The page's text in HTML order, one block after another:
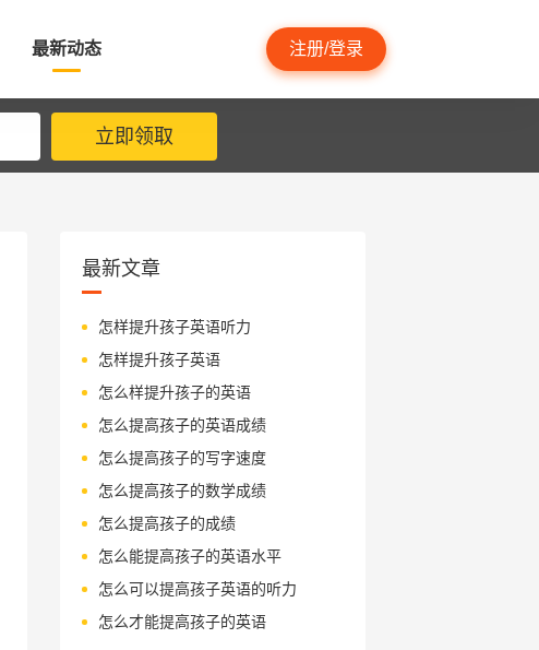
最新动态 注册/登录
立即领取
最新文章
怎样提升孩子英语听力
怎样提升孩子英语
怎么样提升孩子的英语
怎么提高孩子的英语成绩
怎么提高孩子的写字速度
怎么提高孩子的数学成绩
怎么提高孩子的成绩
怎么能提高孩子的英语水平
怎么可以提高孩子英语的听力
怎么才能提高孩子的英语